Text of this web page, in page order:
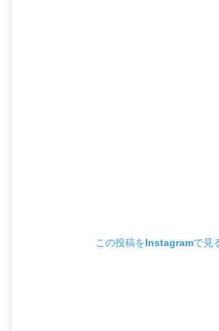
この投稿をInstagramで見